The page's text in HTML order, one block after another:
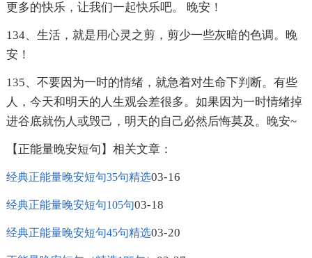
更多的快乐，让我们一起快乐吧。 晚安！
134、生活，就是用心灵之剪，剪少一些灰暗的色调。晚
安！
135、不要因为一时的情绪，就急着对生命下判断。有些
人，今天和明天的人生观会差很多。如果因为一时情绪掉
进谷底就伤人或毁己，明天的自己必然后悔莫及。晚安~
【正能量晚安短句】相关文章：
经典正能量晚安短句35句精选03-16
经典正能量晚安短句105句03-18
经典正能量晚安短句45句精选03-20